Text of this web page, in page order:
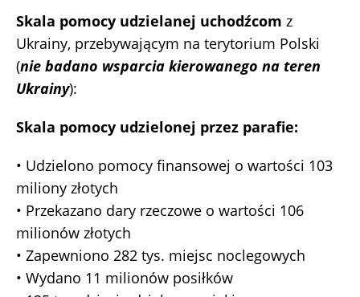
Skala pomocy udzielanej uchodźcom z
Ukrainy, przebywającym na terytorium Polski
(nie badano wsparcia kierowanego na teren
Ukrainy):
Skala pomocy udzielonej przez parafie:
• Udzielono pomocy finansowej o wartości 103
miliony złotych
• Przekazano dary rzeczowe o wartości 106
milionów złotych
• Zapewniono 282 tys. miejsc noclegowych
• Wydano 11 milionów posiłków